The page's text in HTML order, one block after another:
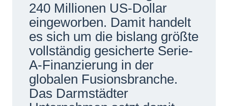
240 Millionen US-Dollar
eingeworben. Damit handelt
es sich um die bislang größte
vollständig gesicherte Serie-
A-Finanzierung in der
globalen Fusionsbranche.
Das Darmstädter